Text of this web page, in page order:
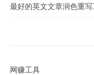
最好的英文文章润色重
网赚工具